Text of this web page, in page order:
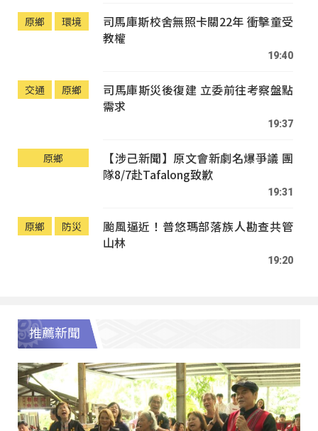
原鄉 環境
司馬庫斯校舍無照卡關22年 衝擊童受
教權
19:40
交通 原鄉
司馬庫斯災後復建 立委前往考察盤點
需求
19:37
原鄉
【涉己新聞】原文會新劇名爆爭議 團
隊8/7赴Tafalong致歉
19:31
原鄉 防災
颱風逼近！普悠瑪部落族人勘查共管
山林
19:20
推薦新聞